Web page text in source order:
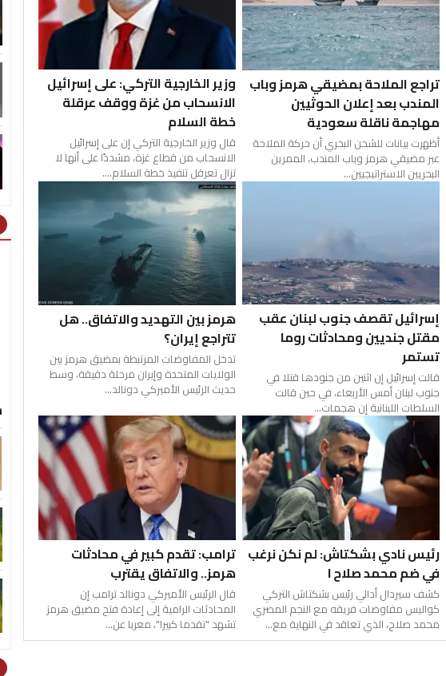
تراجع الملاحة بمضيقي هرمز وباب
المندب بعد إعلان الحوثيين
مهاجمة ناقلة سعودية
أظهرت بيانات للشحن البحري أن حركة الملاحة
عبر مضيقي هرمز وباب المندب، الممرين ​
البحريين الاستراتيجيين...
وزير الخارجية التركي: على إسرائيل
الانسحاب من غزة ووقف عرقلة
خطة السلام
قال وزير الخارجية التركي إن على إسرائيل
الانسحاب من قطاع غزة، مشددًا على أنها لا
تزال تعرقل تنفيذ خطة السلام....
إسرائيل تقصف جنوب لبنان عقب
مقتل جنديين ومحادثات روما
تستمر
قالت إسرائيل إن اثنين من جنودها قتلا في
جنوب لبنان أمس الأربعاء، في حين قالت
السلطات اللبنانية إن هجمات...
هرمز بين التهديد والاتفاق.. هل
تتراجع إيران؟
تدخل المفاوضات المرتبطة بمضيق هرمز بين
الولايات المتحدة وإيران مرحلة دقيقة، وسط
حديث الرئيس الأميركي دونالد...
رئيس نادي بشكتاش: لم نكن نرغب
في ضم محمد صلاح l
كشف سيردال أدالي رئيس بشكتاش التركي
كواليس مفاوضات فريقه مع النجم المصري
محمد صلاح، الذي تعاقد في النهاية مع...
ترامب: تقدم كبير في محادثات
هرمز.. والاتفاق يقترب
قال الرئيس الأميركي دونالد ترامب إن
المحادثات الرامية إلى إعادة فتح مضيق هرمز
تشهد "تقدما كبيرا"، معربا عن...